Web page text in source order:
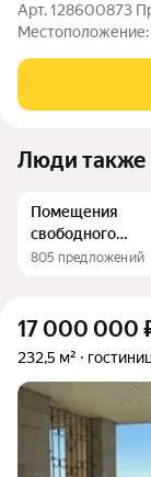
Арт. 128600873
Местоположение:
Люди также
Помещения
свободного
назначения
805 предложений
17 000 000
232,5 м²